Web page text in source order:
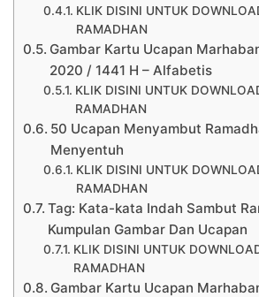
KLIK DISINI UNTUK
RAMADHAN
Gambar Kartu Ucapan
2020 / 1441 H – Alfabetis
KLIK DISINI UNTUK
RAMADHAN
50 Ucapan Menyambut
Menyentuh
KLIK DISINI UNTUK
RAMADHAN
Tag: Kata-kata Indah Sambut
Kumpulan Gambar Dan Ucapan
KLIK DISINI UNTUK
RAMADHAN
Gambar Kartu Ucapan